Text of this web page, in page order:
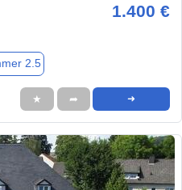
1.400 €
2.5
★ ➦ ➜